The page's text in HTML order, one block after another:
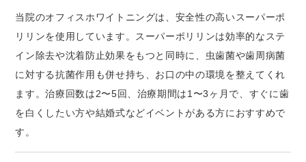
当院のオフィスホワイトニングは、安全性の高いスーパーポ
リリンを使用しています。スーパーポリリンは効率的なステ
イン除去や沈着防止効果をもつと同時に、虫歯菌や歯周病菌
に対する抗菌作用も併せ持ち、お口の中の環境を整えてくれ
ます。治療回数は2〜5回、治療期間は1〜3ヶ月で、すぐに歯
を白くしたい方や結婚式などイベントがある方におすすめで
す。